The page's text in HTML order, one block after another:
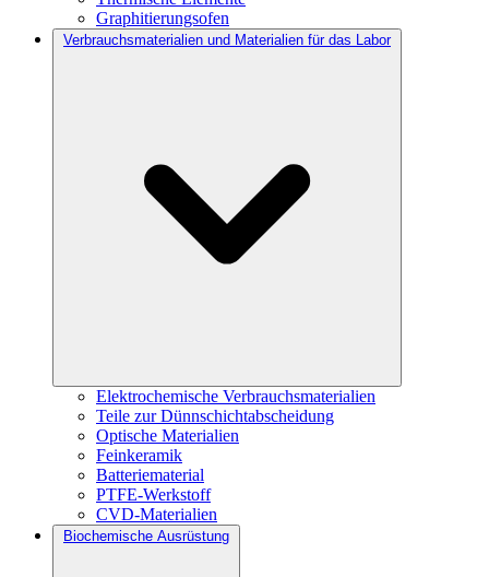
Graphitierungsofen
Verbrauchsmaterialien und Materialien für das Labor
Elektrochemische Verbrauchsmaterialien
Teile zur Dünnschichtabscheidung
Optische Materialien
Feinkeramik
Batteriematerial
PTFE-Werkstoff
CVD-Materialien
Biochemische Ausrüstung